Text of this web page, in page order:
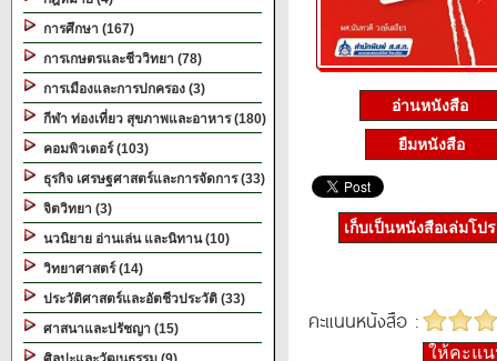
การศึกษา (167)
การเกษตรและชีววิทยา (78)
การเมืองและการปกครอง (3)
กีฬา ท่องเที่ยว สุขภาพและอาหาร (180)
คอมพิวเตอร์ (103)
ธุรกิจ เศรษฐศาสตร์และการจัดการ (33)
จิตวิทยา (3)
นวนิยาย อ่านเล่น และนิทาน (10)
วิทยาศาสตร์ (14)
ประวัติศาสตร์และอัตชีวประวัติ (33)
ศาสนาและปรัชญา (15)
อ่านหนังสือ
ยืมหนังสือ
เก็บเป็นหนังสือเล่มโป
คะแนนหนังสือ :
ให้คะแ